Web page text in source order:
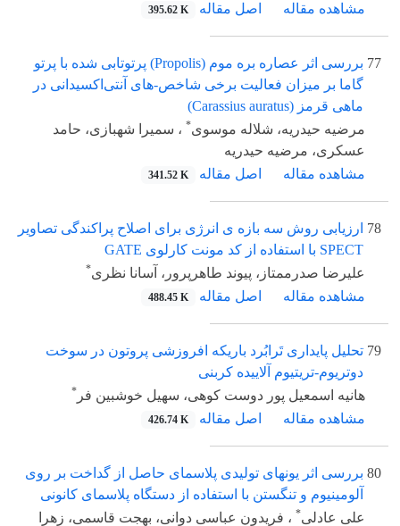
مشاهده مقاله اصل مقاله 395.62 K
77
بررسی اثر عصاره بره موم (Propolis) پرتوتابی شده با پرتو
گاما بر میزان فعالیت برخی شاخص-های آنتی‌اکسیدانی در
ماهی قرمز (Carassius auratus)
مرضیه حیدریه، شلاله موسوی* ، سمیرا شهبازی، حامد
عسکری، مرضیه حیدریه
مشاهده مقاله
اصل مقاله 341.52 K
78 ارزیابی روش سه بازه ی انرژی برای اصلاح پراکندگی تصاویر
SPECT با استفاده از کد مونت کارلوی GATE
علیرضا صدرممتاز، پیوند طاهرپرور، آسانا نظری*
مشاهده مقاله اصل مقاله 488.45 K
79 تحلیل پایداری تَرابُرد باریکه افروزشی پروتون در سوخت
دوتریوم-تریتیوم آلاییده کربنی
هانیه اسمعیل پور دوست کوهی، سهیل خوشبین فر *
مشاهده مقاله اصل مقاله 426.74 K
80 بررسی اثر یونهای تولیدی پلاسمای حاصل از گداخت بر روی
آلومینیوم و تنگستن با استفاده از دستگاه پلاسمای کانونی
علی عادلی* ، فریدون عباسی دوانی، بهجت قاسمی، زهرا